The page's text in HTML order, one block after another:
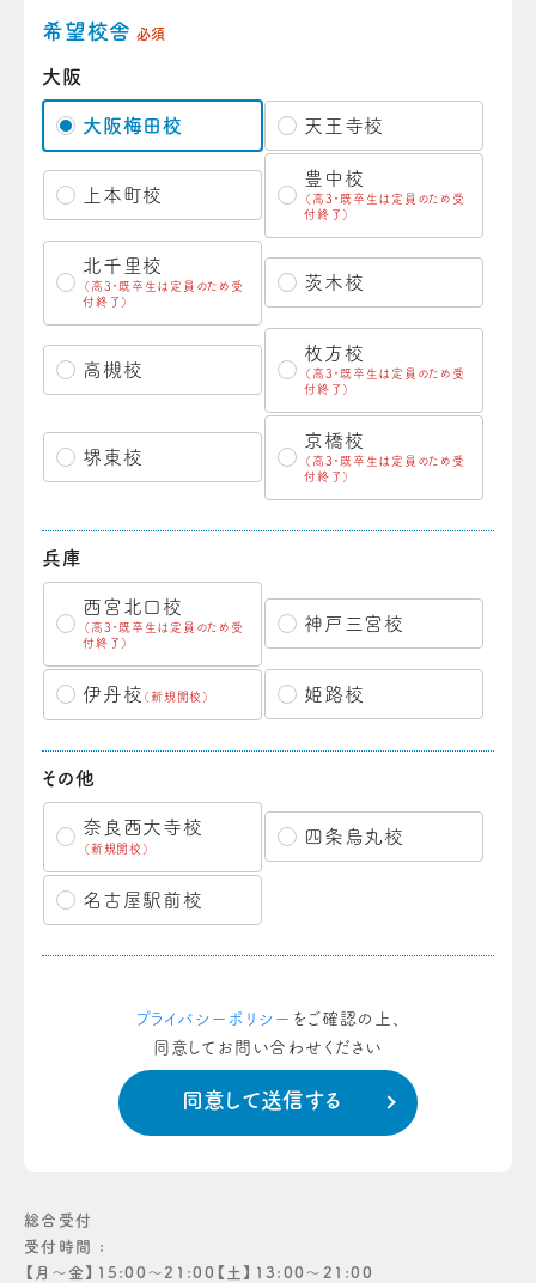
希望校舎 必須
大阪
大阪梅田校 天王寺校
上本町校
豊中校
（高3・既卒生は定員のため受
付終了）
北千里校
（高3・既卒生は定員のため受
付終了）
茨木校
高槻校
枚方校
（高3・既卒生は定員のため受
付終了）
堺東校
京橋校
（高3・既卒生は定員のため受
付終了）
兵庫
西宮北口校
（高3・既卒生は定員のため受
付終了）
神戸三宮校
伊丹校 （新規開校） 姫路校
その他
奈良西大寺校
（新規開校）
四条烏丸校
名古屋駅前校
プライバシーポリシー をご確認の上、
同意してお問い合わせください
総合受付
受付時間 :
【月〜金】15:00〜21:00【土】13:00〜21:00